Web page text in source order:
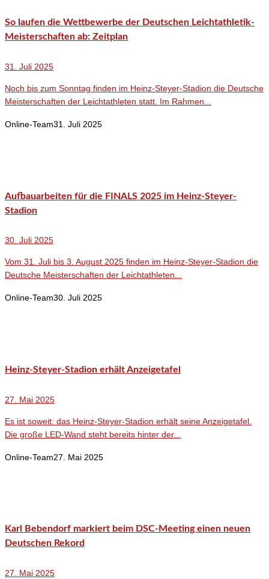
So laufen die Wettbewerbe der Deutschen Leichtathletik-
Meisterschaften ab: Zeitplan
31. Juli 2025
Noch bis zum Sonntag finden im Heinz-Steyer-Stadion die Deutsche
Meisterschaften der Leichtathleten statt. Im Rahmen...
Online-Team31. Juli 2025
Aufbauarbeiten für die FINALS 2025 im Heinz-Steyer-
Stadion
30. Juli 2025
Vom 31. Juli bis 3. August 2025 finden im Heinz-Steyer-Stadion die
Deutsche Meisterschaften der Leichtathleten...
Online-Team30. Juli 2025
Heinz-Steyer-Stadion erhält Anzeigetafel
27. Mai 2025
Es ist soweit: das Heinz-Steyer-Stadion erhält seine Anzeigetafel.
Die große LED-Wand steht bereits hinter der...
Online-Team27. Mai 2025
Karl Bebendorf markiert beim DSC-Meeting einen neuen
Deutschen Rekord
27. Mai 2025